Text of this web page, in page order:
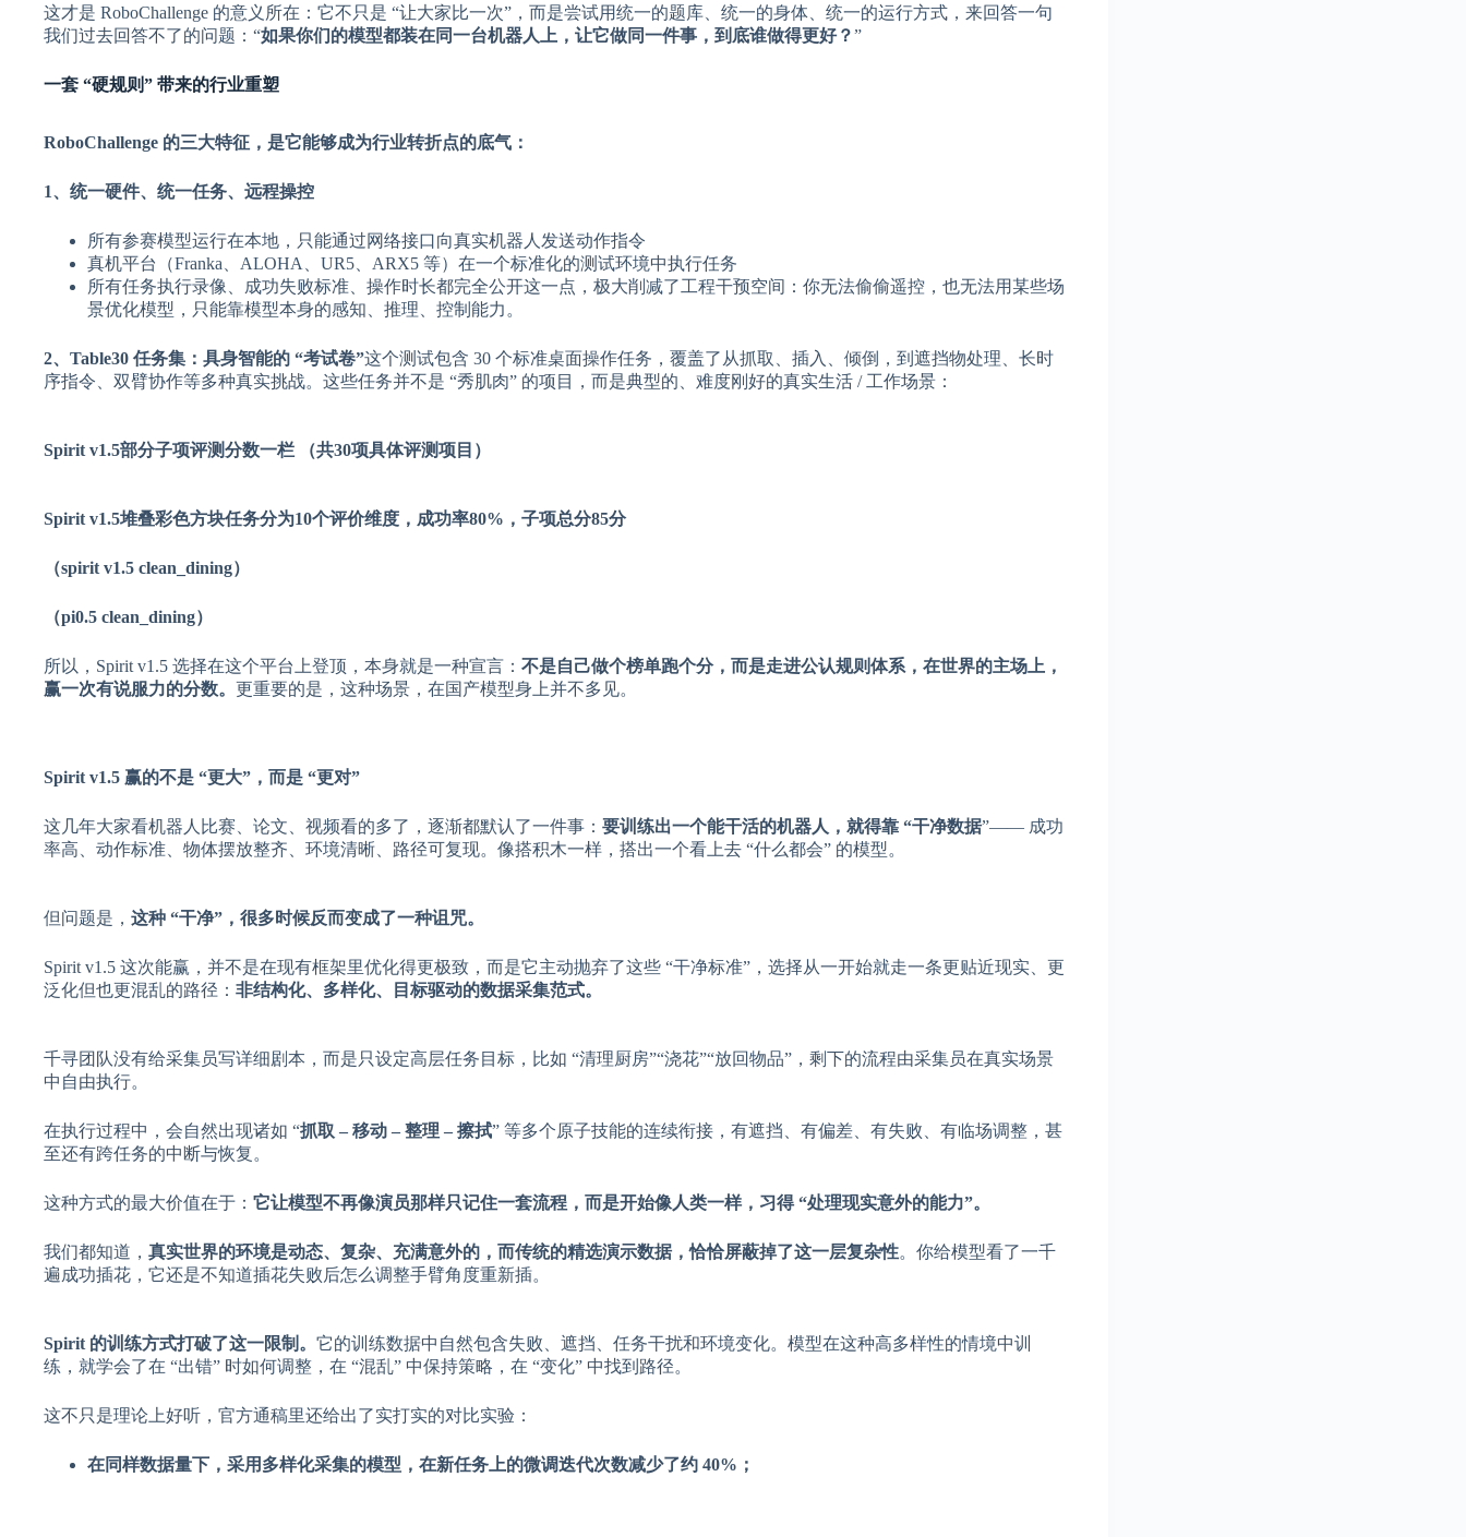
这才是 RoboChallenge 的意义所在：它不只是 “让大家比一次”，而是尝试用统一的题库、统一的身体、统一的运行方式，来回答一句
我们过去回答不了的问题：“如果你们的模型都装在同一台机器人上，让它做同一件事，到底谁做得更好？”
一套 “硬规则” 带来的行业重塑
RoboChallenge 的三大特征，是它能够成为行业转折点的底气：
1、统一硬件、统一任务、远程操控
所有参赛模型运行在本地，只能通过网络接口向真实机器人发送动作指令
真机平台（Franka、ALOHA、UR5、ARX5 等）在一个标准化的测试环境中执行任务
所有任务执行录像、成功失败标准、操作时长都完全公开这一点，极大削减了工程干预空间：你无法偷偷遥控，也无法用某些场
景优化模型，只能靠模型本身的感知、推理、控制能力。
2、Table30 任务集：具身智能的 “考试卷”这个测试包含 30 个标准桌面操作任务，覆盖了从抓取、插入、倾倒，到遮挡物处理、长时
序指令、双臂协作等多种真实挑战。这些任务并不是 “秀肌肉” 的项目，而是典型的、难度刚好的真实生活 / 工作场景：
Spirit v1.5部分子项评测分数一栏 （共30项具体评测项目）
Spirit v1.5堆叠彩色方块任务分为10个评价维度，成功率80%，子项总分85分
（spirit v1.5 clean_dining）
（pi0.5 clean_dining）
所以，Spirit v1.5 选择在这个平台上登顶，本身就是一种宣言： 不是自己做个榜单跑个分，而是走进公认规则体系，在世界的主场上，
赢一次有说服力的分数。 更重要的是，这种场景，在国产模型身上并不多见。
Spirit v1.5 赢的不是 “更大”，而是 “更对”
这几年大家看机器人比赛、论文、视频看的多了，逐渐都默认了一件事： 要训练出一个能干活的机器人，就得靠 “干净数据”—— 成功
率高、动作标准、物体摆放整齐、环境清晰、路径可复现。像搭积木一样，搭出一个看上去 “什么都会” 的模型。
但问题是， 这种 “干净”，很多时候反而变成了一种诅咒。
Spirit v1.5 这次能赢，并不是在现有框架里优化得更极致，而是它主动抛弃了这些 “干净标准”，选择从一开始就走一条更贴近现实、更
泛化但也更混乱的路径： 非结构化、多样化、目标驱动的数据采集范式。
千寻团队没有给采集员写详细剧本，而是只设定高层任务目标，比如 “清理厨房”“浇花”“放回物品”，剩下的流程由采集员在真实场景
中自由执行。
在执行过程中，会自然出现诸如 “抓取 – 移动 – 整理 – 擦拭” 等多个原子技能的连续衔接，有遮挡、有偏差、有失败、有临场调整，甚
至还有跨任务的中断与恢复。
这种方式的最大价值在于： 它让模型不再像演员那样只记住一套流程，而是开始像人类一样，习得 “处理现实意外的能力”。
我们都知道， 真实世界的环境是动态、复杂、充满意外的，而传统的精选演示数据，恰恰屏蔽掉了这一层复杂性。你给模型看了一千
遍成功插花，它还是不知道插花失败后怎么调整手臂角度重新插。
Spirit 的训练方式打破了这一限制。 它的训练数据中自然包含失败、遮挡、任务干扰和环境变化。模型在这种高多样性的情境中训
练，就学会了在 “出错” 时如何调整，在 “混乱” 中保持策略，在 “变化” 中找到路径。
这不只是理论上好听，官方通稿里还给出了实打实的对比实验：
在同样数据量下，采用多样化采集的模型，在新任务上的微调迭代次数减少了约 40%；